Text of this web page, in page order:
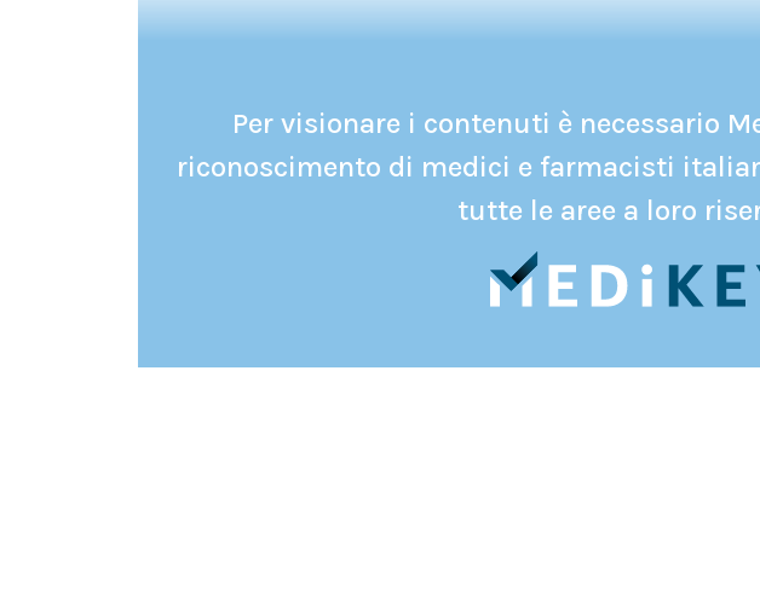
Per visionare i contenuti è necessario
riconoscimento di medici e farmacisti
tutte le aree a loro